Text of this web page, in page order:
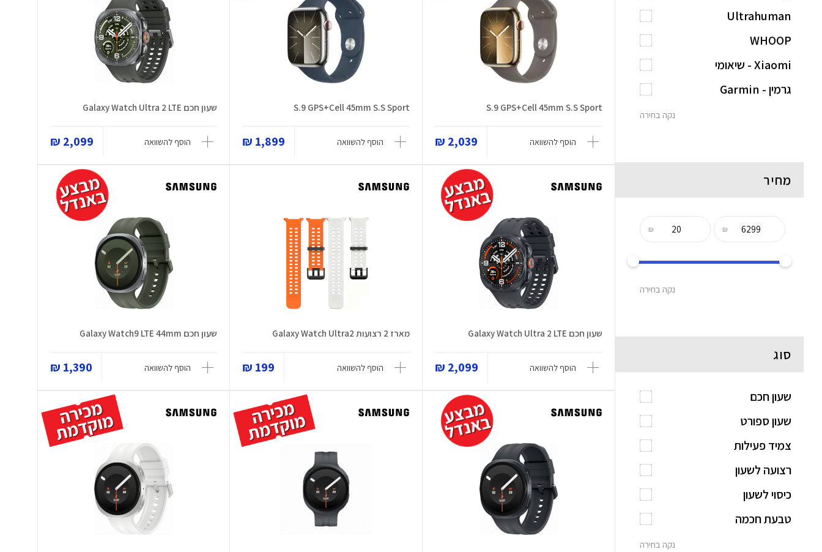
S.9 GPS+Cell 45mm S.S Sport
הוסף להשוואה 2,039 ₪
S.9 GPS+Cell 45mm S.S Sport
הוסף להשוואה 1,899 ₪
שעון חכם Galaxy Watch Ultra 2 LTE
הוסף להשוואה 2,099 ₪
שעון חכם Galaxy Watch Ultra 2 LTE
הוסף להשוואה 2,099 ₪
מארז 2 רצועות Galaxy Watch Ultra2
הוסף להשוואה 199 ₪
שעון חכם Galaxy Watch9 LTE 44mm
הוסף להשוואה 1,390 ₪
Ultrahuman
WHOOP
Xiaomi - שיאומי
גרמין - Garmin
נקה בחירה
מחיר
₪
₪
נקה בחירה
סוג
שעון חכם
שעון ספורט
צמיד פעילות
רצועה לשעון
כיסוי לשעון
טבעת חכמה
נקה בחירה